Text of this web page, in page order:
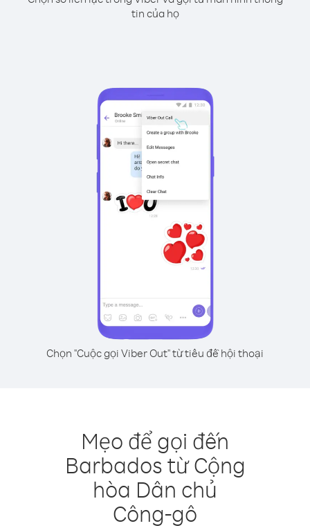
tin của họ
Chọn "Cuộc gọi Viber Out" từ tiêu đề hội thoại
Mẹo để gọi đến
Barbados từ Cộng
hòa Dân chủ
Công-gô